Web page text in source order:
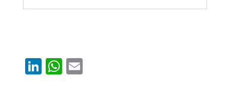
Li W E